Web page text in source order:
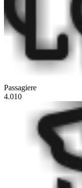
Passagiere
4.010